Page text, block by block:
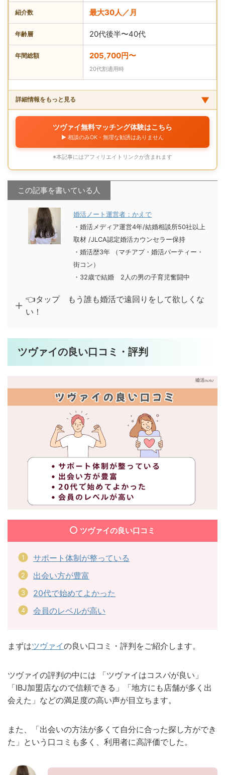
紹介数 最大30人／月
年齢層 20代後半〜40代
年間総額 205,700円〜
20代割適用時
詳細情報をもっと見る ▼
ツヴァイ無料マッチング体験はこちら
▶︎ 相談のみOK・無理な勧誘はありません
※本記事にはアフィリエイトリンクが含まれます
この記事を書いている人
婚活ノート運営者：かえで
・婚活メディア運営4年/結婚相談所50社以上
取材 /JLCA認定婚活カウンセラー保持
・婚活歴3年 （マチアプ・婚活パーティー・
街コン）
・32歳で結婚 2人の男の子育児奮闘中
👈タップ もう誰も婚活で遠回りをして欲しくな
い！
ツヴァイの良い口コミ・評判
ツヴァイの良い口コミ
サポート体制が整っている
出会い方が豊富
20代で始めてよかった
会員のレベルが高い
まずはツヴァイの良い口コミ・評判をご紹介します。
ツヴァイの評判の中には 「ツヴァイはコスパが良い」
「IBJ加盟店なので信頼できる」「地方にも店舗が多く出
会えた」などの満足度の高い声が目立ちます。
また、「出会いの方法が多くて自分に合った探し方ができ
た」という口コミも多く、利用者に高評価でした。